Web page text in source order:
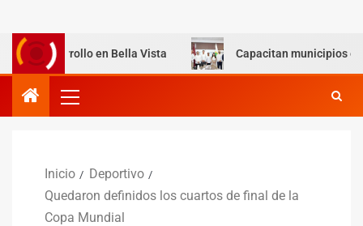
en Bella Vista Capacitan municipios en
Inicio
Deportivo
Quedaron definidos los cuartos de final de la
Copa Mundial